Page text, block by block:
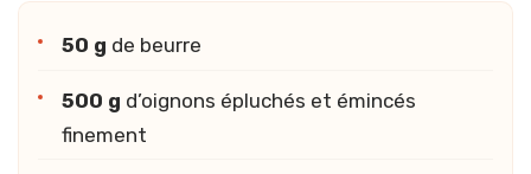
50 g de beurre
500 g d’oignons épluchés et émincés
finement